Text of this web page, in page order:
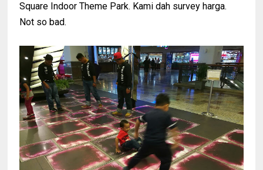
Square Indoor Theme Park. Kami dah survey harga.
Not so bad.